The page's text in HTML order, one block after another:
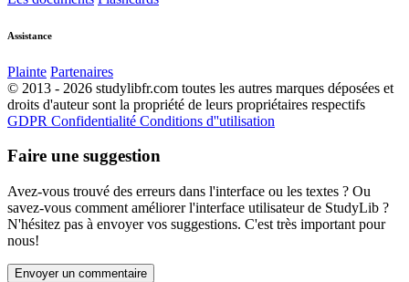
Assistance
Plainte Partenaires
© 2013 - 2026 studylibfr.com toutes les autres marques déposées et
droits d'auteur sont la propriété de leurs propriétaires respectifs
GDPR Confidentialité Conditions d''utilisation
Faire une suggestion
Avez-vous trouvé des erreurs dans l'interface ou les textes ? Ou
savez-vous comment améliorer l'interface utilisateur de StudyLib ?
N'hésitez pas à envoyer vos suggestions. C'est très important pour
nous!
Envoyer un commentaire